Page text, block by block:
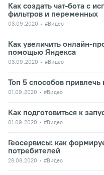
Как создать чат-бота с
фильтров и переменных
03.09.2020 #Видео
Как увеличить онлайн-
помощью Яндекса
03.09.2020 #Видео
Топ 5 способов привлечь
01.09.2020 #Видео
Как подготовиться к
01.09.2020 #Видео
Геосервисы: как
потребителей
28.08.2020 #Видео